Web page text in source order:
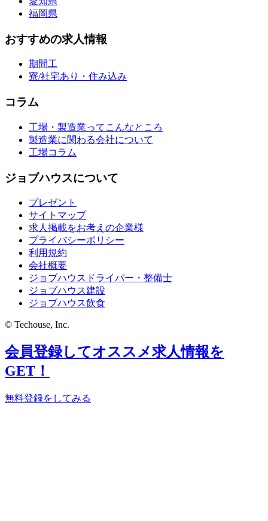
福岡県
おすすめの求人情報
期間工
寮/社宅あり・住み込み
コラム
工場・製造業ってこんなところ
製造業に関わる会社について
工場コラム
ジョブハウスについて
プレゼント
サイトマップ
求人掲載をお考えの企業様
プライバシーポリシー
利用規約
会社概要
ジョブハウスドライバー・整備士
ジョブハウス建設
ジョブハウス飲食
© Techouse, Inc.
会員登録してオススメ求人情報を
GET！
無料登録をしてみる